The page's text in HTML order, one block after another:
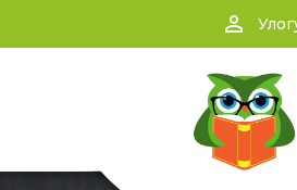
person_outline